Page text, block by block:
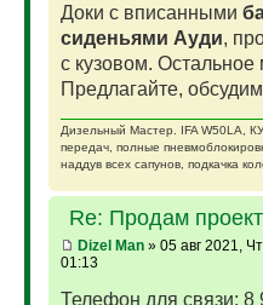
Доки с вписанными
сиденьями Ауди,
с кузовом. Остальное
Предлагайте,
Дизельный Мастер. IFA W50LA,
передач, полные
наддув всех сапунов, подкачка
Re: Продам
Dizel Man» 05 авг 2021, Чт
01:13
Телефон для связи: 8